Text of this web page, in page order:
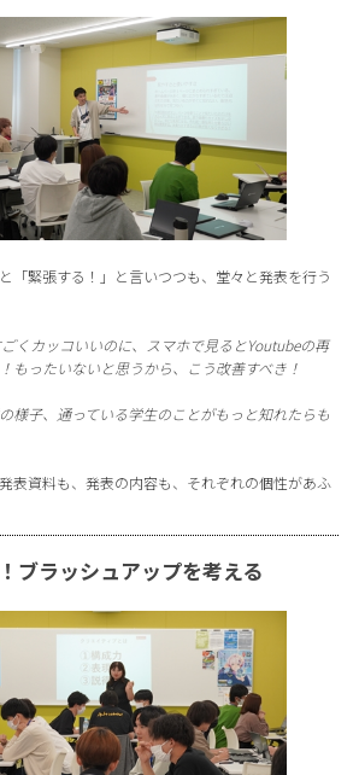
「緊張する！」と言いつつも、堂々と発表を行う
くカッコいいのに、スマホで見るとYoutubeの再
もったいないと思うから、こう改善すべき！
様子、通っている学生のことがもっと知れたらも
表資料も、発表の内容も、それぞれの個性があふ
ブラッシュアップを考える